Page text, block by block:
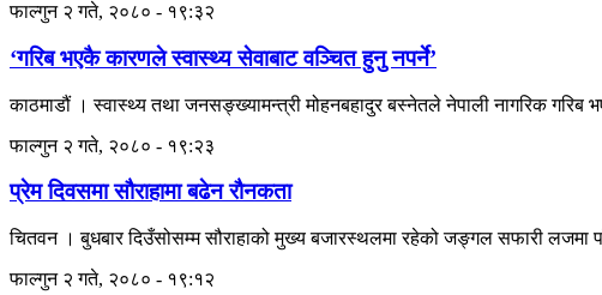
फाल्गुन २ गते, २०८० - १९:३२
‘गरिब भएकै कारणले स्वास्थ्य सेवाबाट वञ्चित हुनु नपर्ने’
काठमाडौं । स्वास्थ्य तथा जनसङ्ख्यामन्त्री मोहनबहादुर बस्नेतले नेपाली नागरिक गरिब
फाल्गुन २ गते, २०८० - १९:२३
प्रेम दिवसमा सौराहामा बढेन रौनकता
चितवन । बुधबार दिउँसोसम्म सौराहाको मुख्य बजारस्थलमा रहेको जङ्गल सफारी
फाल्गुन २ गते, २०८० - १९:१२